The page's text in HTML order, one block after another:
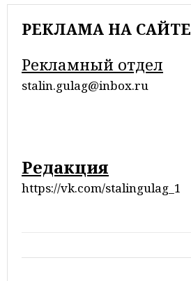
РЕКЛАМА НА САЙТЕ
Рекламный отдел
stalin.gulag@inbox.ru
Редакция
https://vk.com/stalingulag_1